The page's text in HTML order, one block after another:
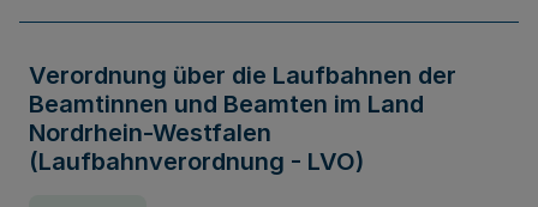
Verordnung über die Laufbahnen der
Beamtinnen und Beamten im Land
Nordrhein-Westfalen
(Laufbahnverordnung - LVO)